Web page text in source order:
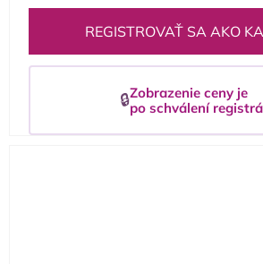
REGISTROVAŤ SA AKO
🔒Zobrazenie ceny je
po schválení